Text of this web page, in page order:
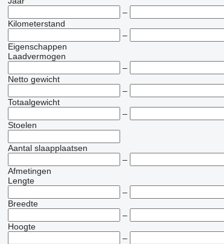
–
Kilometerstand
–
Eigenschappen
Laadvermogen
–
Netto gewicht
–
Totaalgewicht
–
Stoelen
Aantal slaapplaatsen
–
Afmetingen
Lengte
–
Breedte
–
Hoogte
–